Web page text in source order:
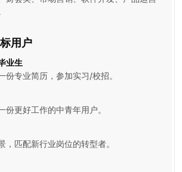
用户
业生
份专业简历，参加实习/校招。
份更好工作的中青年用户。
，匹配新行业岗位的转型者。